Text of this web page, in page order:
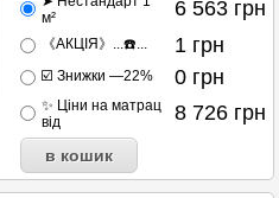
м²
6 563 грн
《АКЦІЯ》...☎️... 1 грн
☑️ Знижки —22% 0 грн
✨ Ціни на матрац
від
8 726 грн